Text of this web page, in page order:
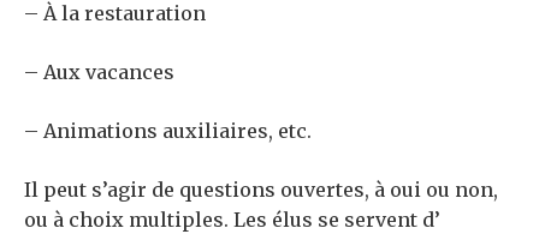
– À la restauration
– Aux vacances
– Animations auxiliaires, etc.
Il peut s’agir de questions ouvertes, à oui ou non,
ou à choix multiples. Les élus se servent d’